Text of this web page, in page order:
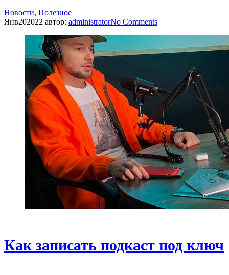
Новости, Полезное
Янв202022 автор: administratorNo Comments
Как записать подкаст под ключ